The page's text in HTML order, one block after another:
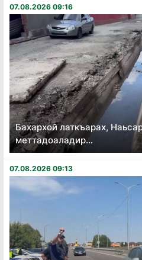
07.08.2026 09:16
Бахархой латкъарах,
меттадоаладир...
07.08.2026 09:13